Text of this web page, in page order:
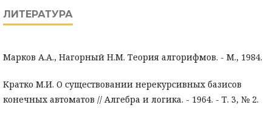
ЛИТЕРАТУРА
Марков А.А., Нагорный Н.М. Теория алгорифмов. - М., 1984.
Кратко М.И. О существовании нерекурсивных базисов
конечных автоматов // Алгебра и логика. - 1964. - Т. 3, № 2.